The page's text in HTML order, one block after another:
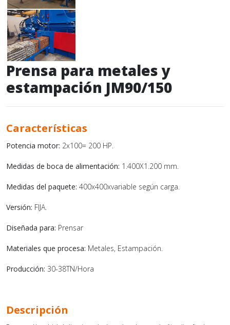
Prensa para metales y
estampación JM90/150
Características
Potencia motor: 2x100= 200 HP.
Medidas de boca de alimentación: 1.400X1.200 mm.
Medidas del paquete: 400x400xvariable según carga.
Versión: FIJA.
Diseñada para: Prensar
Materiales que procesa: Metales, Estampación.
Producción: 30-38TN/Hora
Descripción